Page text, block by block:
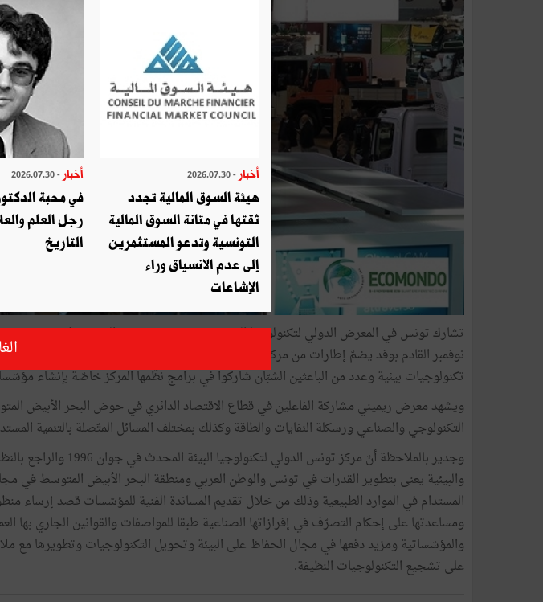
نوفمبر القادم بوفد يضمّ إطارات من مركز تونس الدولي لتكنولوجيا البيئة ووفود عن مؤسّسات
تكنولوجيات بيئية وعدد من الباعثين الشبّان شاركوا في برامج نظّمها المركز خاصّة بإنشاء
ويشهد معرض ريميني مشاركة الفاعلين في قطاع الاقتصاد الدائري في حوض البحر الأبيض
التكنولوجي والصناعي ورسكلة النفايات والطاقة وكذلك بمختلف المسائل المتّصلة بالتنمية
وجدير بالملاحظة أنّ مركز تونس
والبيئية يعنى بتطوير القدرات في تونس والوطن العربي ومنطقة البحر الأبيض المتوسط في
المستدام في الموارد الطبيعية وذلك من خلال تقديم المساندة الفنية للمؤسّسات قصد إرساء
ومساعدتها على إحكام التصرّف في إفرازاتها الصناعية طبقا للمواصفات والقوانين الجاري بها
والمؤسّساتية ومزيد دفعها في مجال الحفاظ على البيئة وتحويل التكنولوجيات وتطويرها مع
على تشجيع التكنولوجيات النظيفة.
أخبار - 2026.07.30
هيئة السوق المالية تجدد
ثقتها في متانة السوق المالية
التونسية وتدعو المستثمرين
إلى عدم الانسياق وراء
الإشاعات
أخبار - 2026.07.30
في محبة
رجل العلم
التاريخ